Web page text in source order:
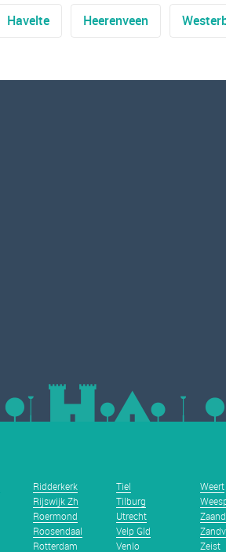
Havelte Heerenveen
Ridderkerk
Rijswijk Zh
Roermond
Roosendaal
Rotterdam
Tiel
Tilburg
Utrecht
Velp Gld
Venlo
Weert
Zeist